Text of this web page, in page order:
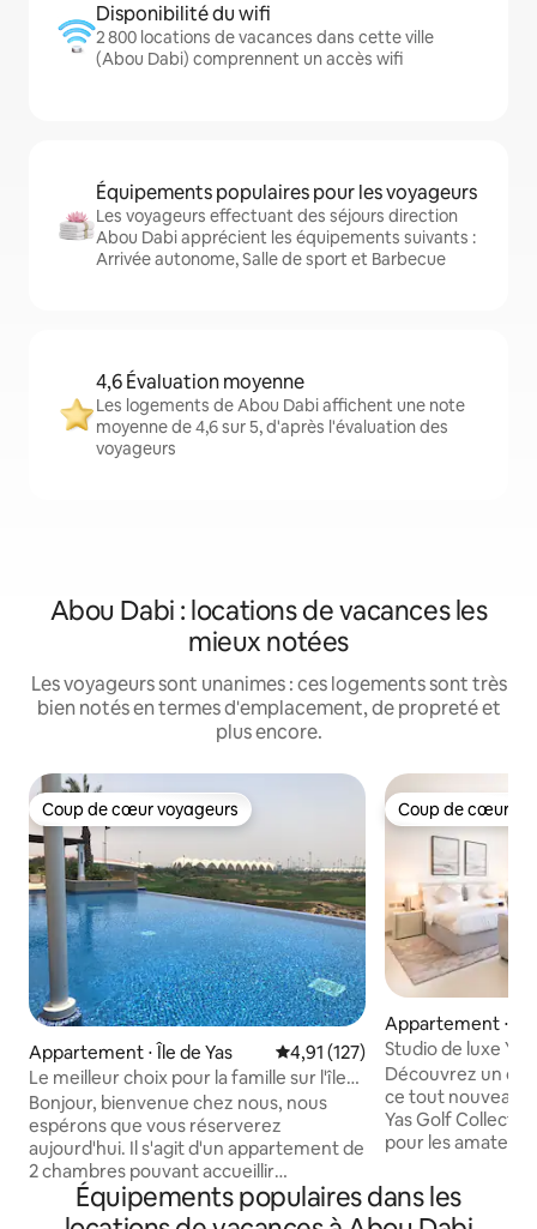
Disponibilité du wifi
2 800 locations de vacances dans cette ville
(Abou Dabi) comprennent un accès wifi
Équipements populaires pour les voyageurs
Les voyageurs effectuant des séjours direction
Abou Dabi apprécient les équipements suivants :
Arrivée autonome, Salle de sport et Barbecue
4,6 Évaluation moyenne
Les logements de Abou Dabi affichent une note
moyenne de 4,6 sur 5, d'après l'évaluation des
voyageurs
Abou Dabi : locations de vacances les
mieux notées
Les voyageurs sont unanimes : ces logements sont très
bien notés en termes d'emplacement, de propreté et
plus encore.
Coup de cœur voyageurs
Coup de cœur voyageurs
Appartement ⋅ Île de Yas Évaluation moyenne sur la
4,91 (127)
Le meilleur choix pour la famille sur l'île
de Yas à Abou Dabi
Bonjour, bienvenue chez nous, nous
espérons que vous réserverez
aujourd'hui. Il s'agit d'un appartement de
2 chambres pouvant accueillir
5 personnes. L'appartement est
entièrement équipé et la communauté
Coup de cœur
Coup de cœur
Appartement ⋅ Île
Studio de luxe
votre porte
Découvrez un
ce tout nouveau
Yas Golf
pour les
pas de Ferrari
et de parcours de
Équipements populaires dans les